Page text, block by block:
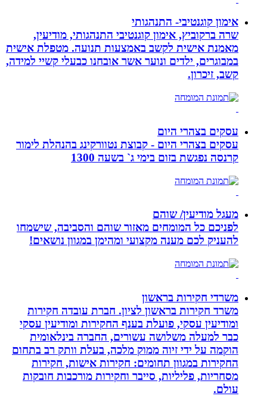
אימון קוגנטיבי- התנהגותי
שרה ברקוביץ, אימון קוגנטיבי התנהגותי, מודיעין,
מאמנת אישית לקשב באמצעות תנועה. מטפלת אישית
במבוגרים, ילדים ונוער אשר אובחנו כבעלי קשיי למידה,
קשב, זיכרון.
עסקים בצהרי היום
עסקים בצהרי היום - קבוצת נטוורקינג בהנהלת לימור
קרנסה נפגשת בזום בימי ג` בשעה 1300
מעגל מודיעין/ שוהם
לפניכם כל המומחים מאזור שוהם והסביבה, שישמחו
להעניק לכם מענה מקצועי ומהימן במגוון נושאים!
משרדי חקירות בראשון
משרד חקירות בראשון לציון. חברת עובדה חקירות
ומודיעין עסקי, פועלת בענף החקירות ומודיעין עסקי
כבר למעלה משלושה עשורים, החברה בינלאומית
הוקמה על ידי זיוה ממוק מלכה, בעלת וותק רב בתחום
החקירות במגוון תחומים: חקירות אישות, חקירות
מסחריות, פליליות, סייבר וחקירות מורכבות חובקות
עולם.